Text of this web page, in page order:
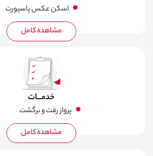
اسکن عکس پاسپورت
کارت ملی
عکس 4*3
خدمـــات
پرواز رفت و برگشت
ویزای امارات
بیمه مسافرتی
اقامت در هتل با صبحانه